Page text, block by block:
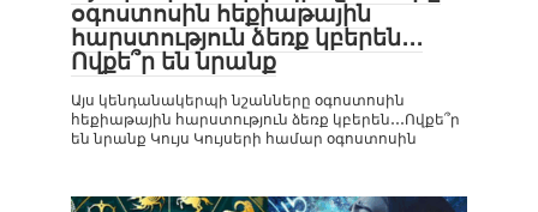
օգոստոսին հեքիաթային
հարստություն ձեռք կբերեն․․․
Ովքե՞ր են նրանք
Այս կենդանակերպի նշանները օգոստոսին
հեքիաթային հարստություն ձեռք կբերեն․․․Ովքե՞ր
են նրանք Կույս Կույսերի համար օգոստոսին